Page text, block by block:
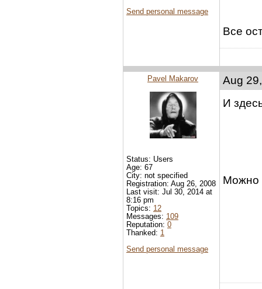
Все
Send personal message
Aug
И
Можно
Pavel Makarov
Status: Users
Age: 67
City: not specified
Registration: Aug 26, 2008
Last visit: Jul 30, 2014 at
8:16 pm
Topics: 12
Messages: 109
Reputation: 0
Thanked: 1
Send personal message